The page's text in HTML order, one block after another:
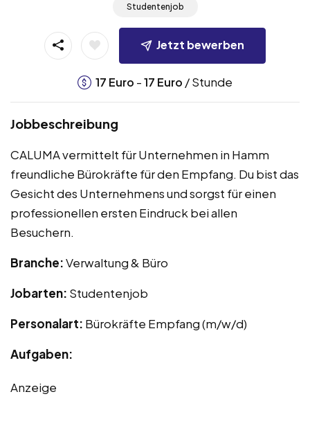
Studentenjob
Jetzt bewerben
17 Euro -17 Euro / Stunde
Jobbeschreibung
CALUMA vermittelt für Unternehmen in Hamm
freundliche Bürokräfte für den Empfang. Du bist das
Gesicht des Unternehmens und sorgst für einen
professionellen ersten Eindruck bei allen
Besuchern.
Branche:Verwaltung & Büro
Jobarten: Studentenjob
Personalart: Bürokräfte Empfang (m/w/d)
Aufgaben:
Anzeige